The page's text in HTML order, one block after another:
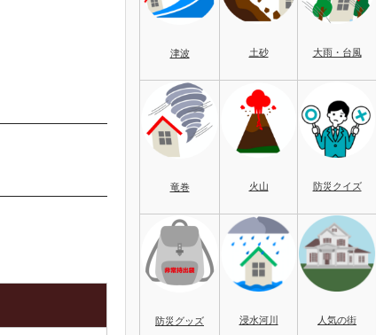
津波 土砂 大雨・台風
竜巻 火山 防災クイズ
防災グッズ 浸水河川 人気の街